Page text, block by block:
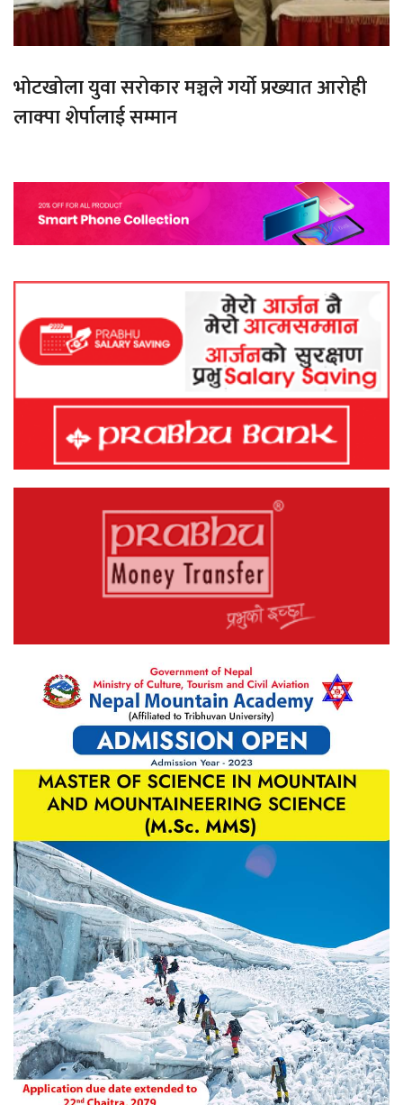
भोटखोला युवा सरोकार मञ्चले गर्यो प्रख्यात आरोही
लाक्पा शेर्पालाई सम्मान